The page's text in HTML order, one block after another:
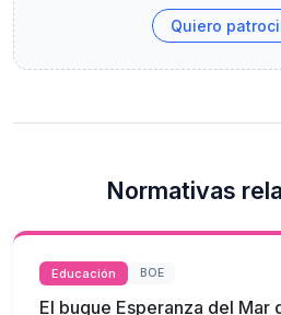
Quiero
Normativas
Educación BOE
El buque Esperanza del Mar